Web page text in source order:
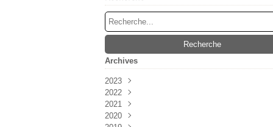
Archives
2023
Mai(1)
Février
2022
Mai(2)
Avril
2021
Juin
2020